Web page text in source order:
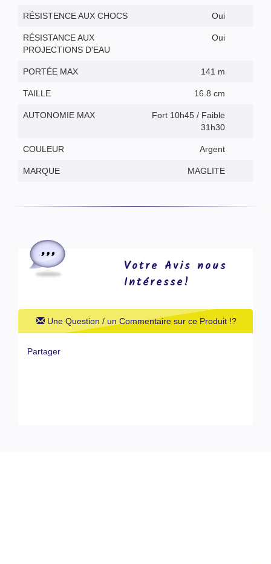
RÉSISTENCE AUX CHOCS Oui
RÉSISTANCE AUX
PROJECTIONS D'EAU
Oui
PORTÉE MAX 141 m
TAILLE 16.8 cm
AUTONOMIE MAX
Fort 10h45 / Faible
31h30
COULEUR Argent
MARQUE MAGLITE
Votre Avis nous
Intéresse!
Une Question / un Commentaire sur ce Produit !?
Partager